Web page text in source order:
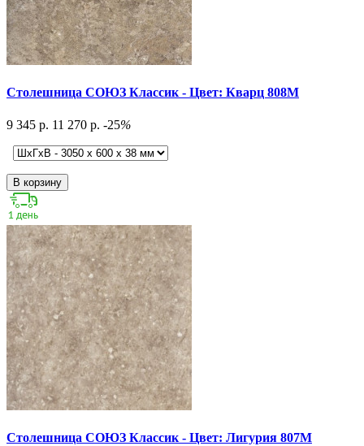
Столешница СОЮЗ Классик - Цвет: Кварц 808М
9 345 р. 11 270 р. -25%
В корзину
Столешница СОЮЗ Классик - Цвет: Лигурия 807М